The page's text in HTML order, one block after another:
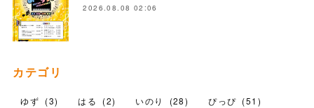
2026.08.08 02:06
カテゴリ
ゆず (3) はる (2) いのり (28) ぴっぴ (51 )